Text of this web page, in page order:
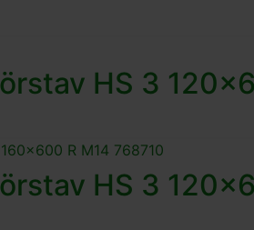
HS 3
HS 3